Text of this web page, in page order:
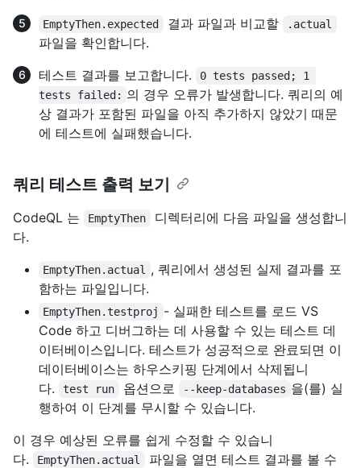
EmptyThen.expected 결과 파일과 비교할 .actual
파일을 확인합니다.
테스트 결과를 보고합니다.
0 tests passed; 1
tests failed: 의 경우 오류가 발생합니다. 쿼리의 예
상 결과가 포함된 파일을 아직 추가하지 않았기 때문
에 테스트에 실패했습니다.
쿼리 테스트 출력 보기
CodeQL 는 EmptyThen
디렉터리에 다음 파일을 생성합니
다.
EmptyThen.actual
, 쿼리에서 생성된 실제 결과를 포
함하는 파일입니다.
EmptyThen.testproj - 실패한 테스트를 로드 VS
Code 하고 디버그하는 데 사용할 수 있는 테스트 데
이터베이스입니다. 테스트가 성공적으로 완료되면 이
데이터베이스는 하우스키핑 단계에서 삭제됩니
다.
test run 옵션으로 --keep-databases 을(를) 실
행하여 이 단계를 무시할 수 있습니다.
이 경우 예상된 오류를 쉽게 수정할 수 있습니
다.
EmptyThen.actual
파일을 열면 테스트 결과를 볼 수